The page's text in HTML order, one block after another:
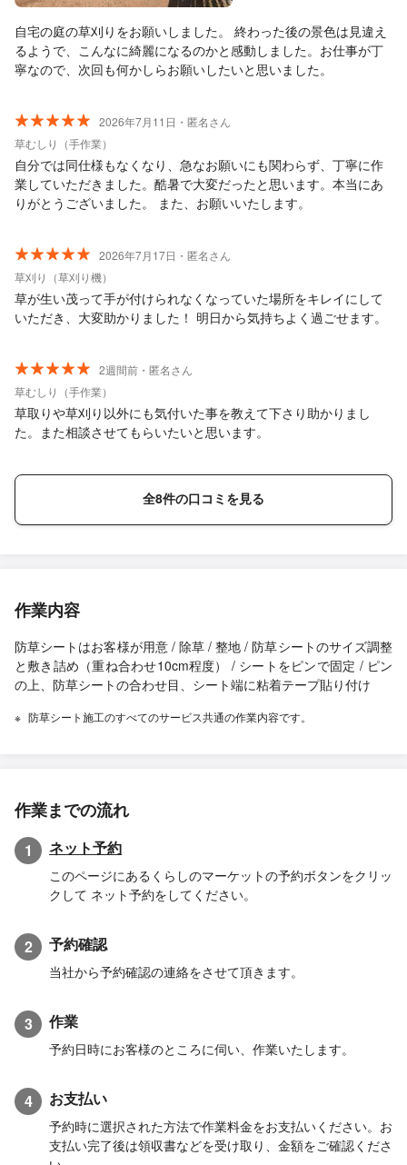
自宅の庭の草刈りをお願いしました。 終わった後の景色は見違え
るようで、こんなに綺麗になるのかと感動しました。お仕事が丁
寧なので、次回も何かしらお願いしたいと思いました。
2026年7月11日・匿名さん
草むしり（手作業）
自分では同仕様もなくなり、急なお願いにも関わらず、丁寧に作
業していただきました。酷暑で大変だったと思います。本当にあ
りがとうございました。 また、お願いいたします。
2026年7月17日・匿名さん
草刈り（草刈り機）
草が生い茂って手が付けられなくなっていた場所をキレイにして
いただき、大変助かりました！ 明日から気持ちよく過ごせます。
2週間前・匿名さん
草むしり（手作業）
草取りや草刈り以外にも気付いた事を教えて下さり助かりまし
た。また相談させてもらいたいと思います。
全8件の口コミを見る
作業内容
防草シートはお客様が用意 / 除草 / 整地 / 防草シートのサイズ調整
と敷き詰め（重ね合わせ10cm程度） / シートをピンで固定 / ピン
の上、防草シートの合わせ目、シート端に粘着テープ貼り付け
防草シート施工のすべてのサービス共通の作業内容です。
作業までの流れ
1 ネット予約
このページにあるくらしのマーケットの予約ボタンをクリッ
クして ネット予約をしてください。
2 予約確認
当社から予約確認の連絡をさせて頂きます。
3 作業
予約日時にお客様のところに伺い、作業いたします。
4 お支払い
予約時に選択された方法で作業料金をお支払いください。お
支払い完了後は領収書などを受け取り、金額をご確認くださ